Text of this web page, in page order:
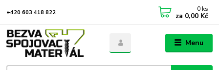
Menu
+420 603 418 822 0 ks
za 0,00 Kč